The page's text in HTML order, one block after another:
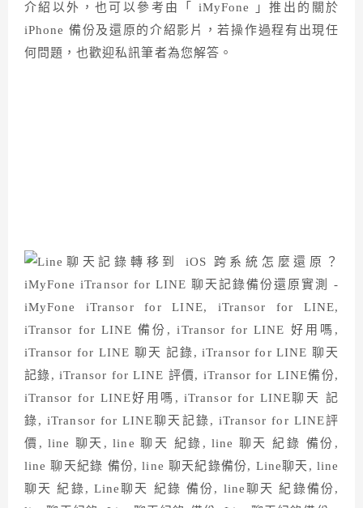
介紹以外，也可以參考由「 iMyFone 」推出的關於
iPhone 備份及還原的介紹影片，若操作過程有出現任
何問題，也歡迎私訊筆者為您解答。